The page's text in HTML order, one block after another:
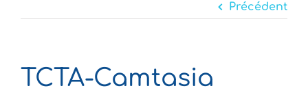
Précédent
TCTA-Camtasia